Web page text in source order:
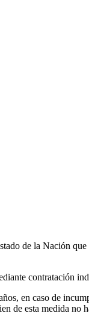
de la Nación que
contratación
en caso de
de esta medida no